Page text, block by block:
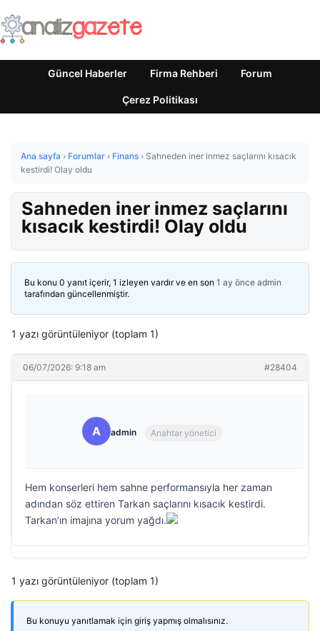
Güncel Haberler Firma Rehberi Forum
Çerez Politikası
Ana sayfa › Forumlar › Finans › Sahneden iner inmez saçlarını kısacık
kestirdi! Olay oldu
Sahneden iner inmez saçlarını
kısacık kestirdi! Olay oldu
Bu konu 0 yanıt içerir, 1 izleyen vardır ve en son 1 ay önce admin
tarafından güncellenmiştir.
1 yazı görüntüleniyor (toplam 1)
06/07/2026: 9:18 am #28404
A admin Anahtar yönetici
Hem konserleri hem sahne performansıyla her zaman
adından söz ettiren Tarkan saçlarını kısacık kestirdi.
Tarkan’ın imajına yorum yağdı.
1 yazı görüntüleniyor (toplam 1)
Bu konuyu yanıtlamak için giriş yapmış olmalısınız.